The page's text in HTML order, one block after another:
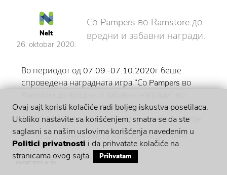
Nelt
26. oktobar 2020.
Со Pampers во Ramstore до
вредни и забавни награди.
Во периодот од 07.09.-07.10.2020г беше
спроведена наградната игра “Со Pampers во
Рамстор маркетите. Извлекувањето се одржа на
22.10.2020г во 12ч во Рамстор Центар, Скопје.
Во продолжение листа на добитници:линк
Ovaj sajt koristi kolačiće radi boljeg iskustva posetilaca.
Ukoliko nastavite sa korišćenjem, smatra se da ste
saglasni sa našim uslovima korišćenja navedenim u
Politici privatnosti i da prihvatate kolačiće na
stranicama ovog sajta.
Prihvatam